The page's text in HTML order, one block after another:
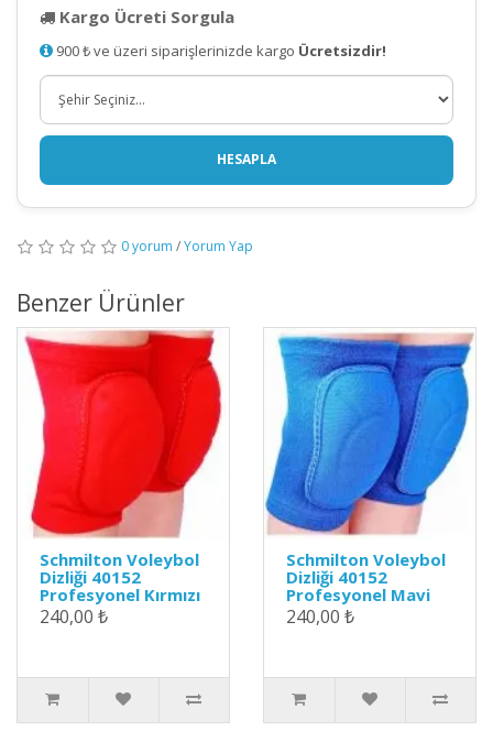
Kargo Ücreti Sorgula
900 ₺ ve üzeri siparişlerinizde kargo Ücretsizdir!
HESAPLA
0 yorum /Yorum Yap
Benzer Ürünler
Schmilton Voleybol
Dizliği 40152
Profesyonel Kırmızı
240,00 ₺
Schmilton Voleybol
Dizliği 40152
Profesyonel Mavi
240,00 ₺